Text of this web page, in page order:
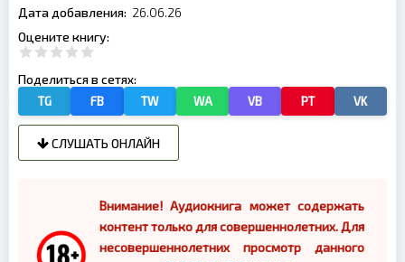
Дата добавления: 26.06.26
Оцените книгу:
Поделиться в сетях:
TG FB TW WA VB PT VK
СЛУШАТЬ ОНЛАЙН
Внимание! Аудиокнига может содержать
контент только для совершеннолетних. Для
несовершеннолетних просмотр данного